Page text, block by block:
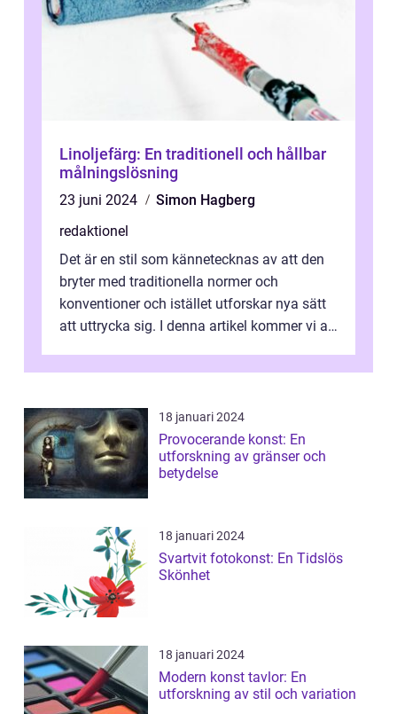
Linoljefärg: En traditionell och hållbar
målningslösning
23 juni 2024
Simon Hagberg
redaktionel
Det är en stil som kännetecknas av att den
bryter med traditionella normer och
konventioner och istället utforskar nya sätt
att uttrycka sig. I denna artikel kommer vi att
18 januari 2024
Provocerande konst: En
utforskning av gränser och
betydelse
18 januari 2024
Svartvit fotokonst: En Tidslös
Skönhet
18 januari 2024
Modern konst tavlor: En
utforskning av stil och variation